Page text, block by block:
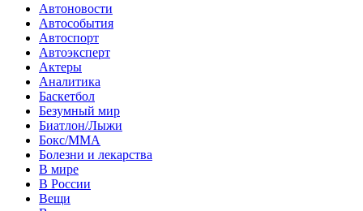
Автоновости
Автособытия
Автоспорт
Автоэксперт
Актеры
Аналитика
Баскетбол
Безумный мир
Биатлон/Лыжи
Бокс/MMA
Болезни и лекарства
В мире
В России
Вещи